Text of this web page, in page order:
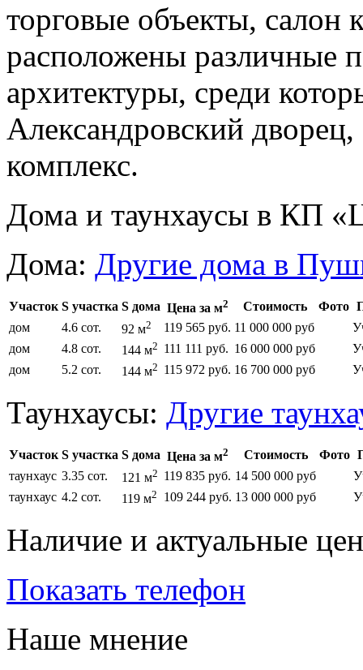
торговые объекты, салон
расположены различные
архитектуры, среди
Александровский
комплекс.
Дома и таунхаусы в КП
Дома: Другие дома в
Участок S участка S дома Цена за м2 Стоимость Фото
дом
4.6 сот. 92 м2 119 565 руб. 11 000 000 руб
дом
4.8 сот. 144 м2 111 111 руб. 16 000 000 руб
дом
5.2 сот. 144 м2 115 972 руб. 16 700 000 руб
Таунхаусы: Другие
Участок S участка S дома Цена за м2 Стоимость Фото
таунхаус 3.35 сот. 121 м2 119 835 руб. 14 500 000 руб
таунхаус 4.2 сот. 119 м2 109 244 руб. 13 000 000 руб
Наличие и актуальные
Показать телефон
Наше мнение